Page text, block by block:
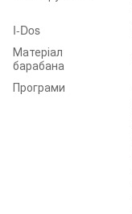
I-Dos
Матеріал
барабана
Програми